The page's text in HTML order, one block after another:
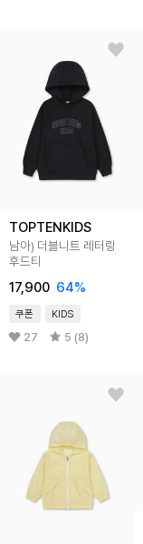
TOPTENKIDS
남아) 더블니트 레터링
후드티
17,900 64%
쿠폰 KIDS
27 5 (8)